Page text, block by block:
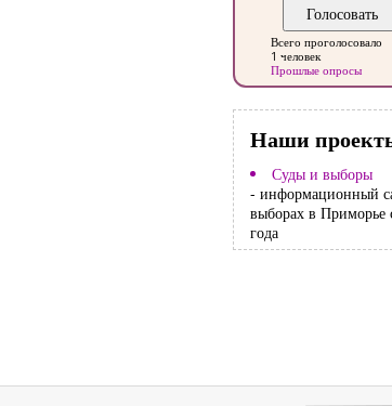
Всего проголосовало
1 человек
Прошлые опросы
Наши
Суды и выборы
- информационный
выборах в Приморье
года